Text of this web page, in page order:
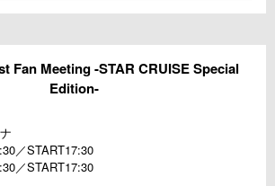
Fan Meeting -STAR CRUISE Special
Edition-
／START17:30
／START17:30